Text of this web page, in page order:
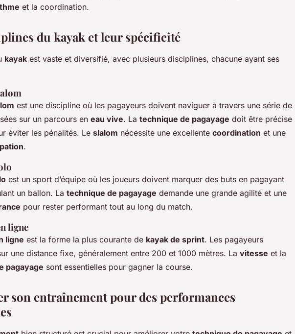
et la coordination.
du kayak et leur spécificité
kayak est vaste et diversifié, avec plusieurs disciplines, chacune ayant ses
est une discipline où les pagayeurs doivent naviguer à travers une série de
sur un parcours en eau vive. La technique de pagayage doit être précise
éviter les pénalités. Le slalom nécessite une excellente coordination et une
.
est un sport d’équipe où les joueurs doivent marquer des buts en pagayant
un ballon. La technique de pagayage demande une grande agilité et une
pour rester performant tout au long du match.
ligne
ligne est la forme la plus courante de kayak de sprint. Les pagayeurs
une distance fixe, généralement entre 200 et 1000 mètres. La vitesse et la
pagayage sont essentielles pour gagner la course.
son entraînement pour des performances